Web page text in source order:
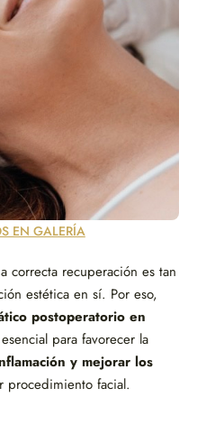
correcta recuperación es tan
estética en sí. Por eso,
postoperatorio en
para favorecer la
y mejorar los
procedimiento facial.
EN GALERÍA